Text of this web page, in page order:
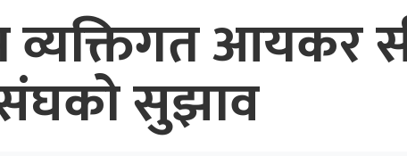
व्यक्तिगत आयकर
सुझाव